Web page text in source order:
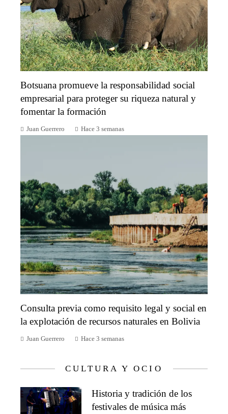
Botsuana promueve la responsabilidad social
empresarial para proteger su riqueza natural y
fomentar la formación
Juan Guerrero Hace 3 semanas
Consulta previa como requisito legal y social en
la explotación de recursos naturales en Bolivia
Juan Guerrero Hace 3 semanas
CULTURA Y OCIO
Historia y tradición de los
festivales de música más